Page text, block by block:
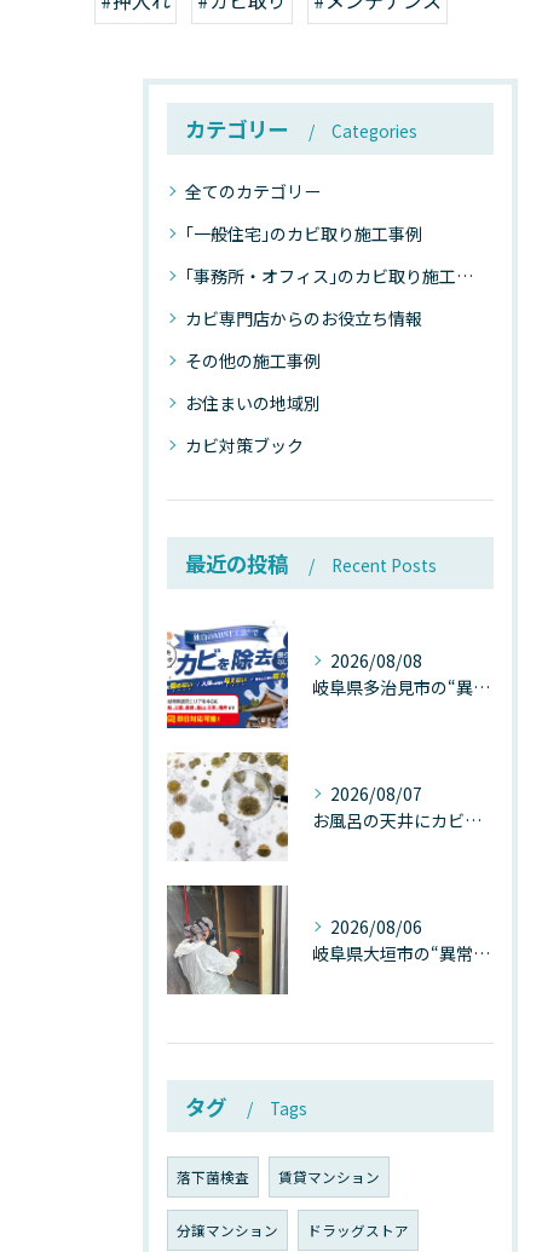
カテゴリー Categories
全てのカテゴリー
｢一般住宅｣のカビ取り施工事例
｢事務所・オフィス｣のカビ取り施工事例
カビ専門店からのお役立ち情報
その他の施工事例
お住まいの地域別
カビ対策ブック
最近の投稿 Recent Posts
2026/08/08
岐阜県多治見市の“異常な高温”が建物内部を破壊する──深層カビが急増する危険な温度差の正体
2026/08/07
お風呂の天井にカビが生えたら要注意！2026年8月の猛暑・高湿度で急増する浴室カビの原因と正しい対策
2026/08/06
岐阜県大垣市の“異常に高い気温”が建物内部を腐らせる──深層カビが爆発的に増える本当の理由
タグ Tags
落下菌検査 賃貸マンション
分譲マンション ドラッグストア